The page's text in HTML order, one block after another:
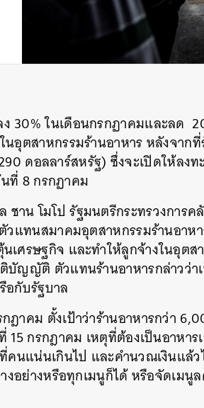
30% ในเดือนกรกฏาคมและลด
ตสาหกรรมร้านอาหาร หลังจาก
ดอลลาร์สหรัฐ) ซึ่งจะเปิดให้ลงท
ที่ 8 กรกฏาคม
าน โมโป รัฐมนตรีกระทรวงการค
แทนสมาคมอุตสาหกรรมร้านอาหา
ศรษฐกิจ และทำให้ลูกจ้างในอุตส
ญญัติ ตัวแทนร้านอาหารกล่าวว่า
อกับรัฐบาล
ฎาคม ตั้งเป้าว่าร้านอาหารกว่า
กรกฎาคม เหตุที่ต้องเป็นอาหาร
นแน่นเกินไป และคำนวณเงินแล้ว
อย่างหรือทุกเมนูก็ได้ หรือจัดเมนูล